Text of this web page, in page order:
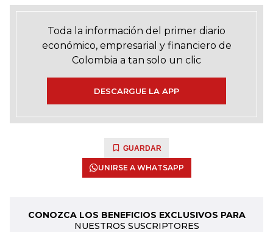
Toda la información del primer diario
económico, empresarial y financiero de
Colombia a tan solo un clic
DESCARGUE LA APP
GUARDAR
UNIRSE A WHATSAPP
CONOZCA LOS BENEFICIOS EXCLUSIVOS PARA
NUESTROS SUSCRIPTORES